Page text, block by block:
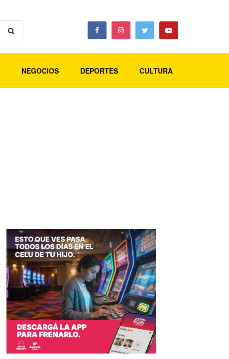
NEGOCIOS DEPORTES CULTURA